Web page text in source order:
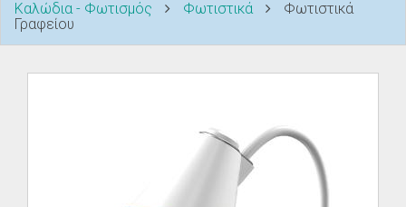
Καλώδια - Φωτισμός Φωτιστικά
Φωτιστικά
Γραφείου